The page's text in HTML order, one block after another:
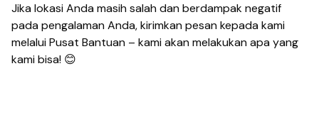
Jika lokasi Anda masih salah dan berdampak negatif
pada pengalaman Anda, kirimkan pesan kepada kami
melalui Pusat Bantuan – kami akan melakukan apa yang
kami bisa! 😊